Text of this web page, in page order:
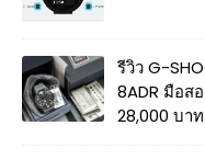
รีวิว G-
8ADR มือส
28,000 บาท